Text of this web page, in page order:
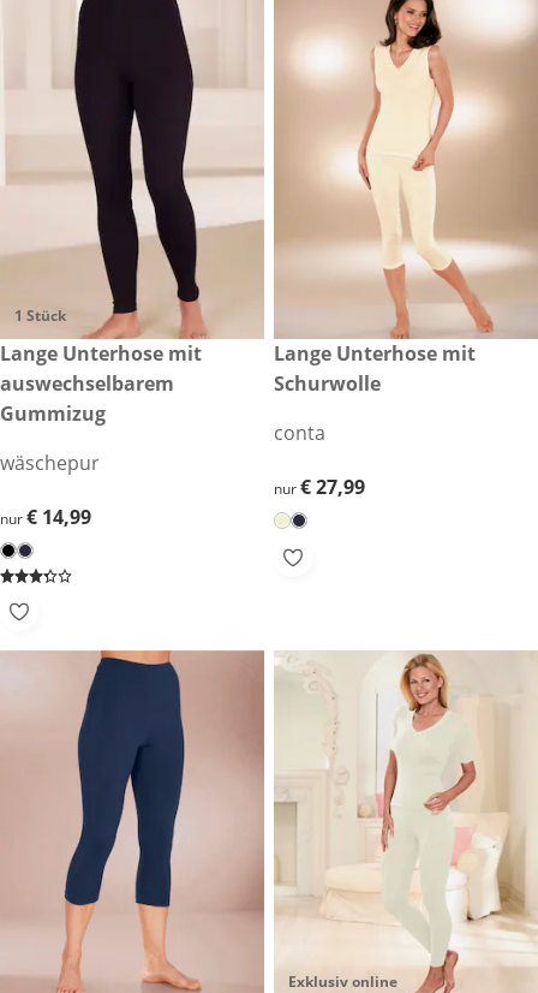
1 Stück
€ 14,99
Lange Unterhose mit
auswechselbarem
Gummizug
wäschepur
€ 14,99
nur€ 14,99
€ 27,99
Lange Unterhose mit
Schurwolle
conta
€ 27,99
nur€ 27,99
Exklusiv online